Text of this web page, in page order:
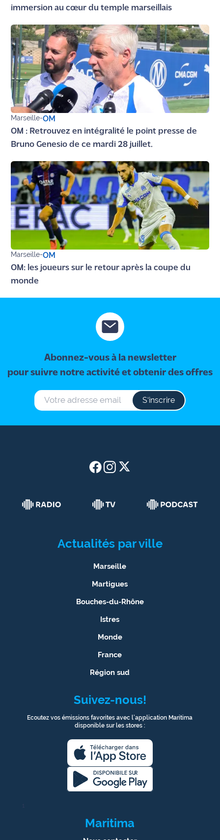
immersion au cœur du temple marseillais
Marseille-OM
OM : Retrouvez en intégralité le point presse de
Bruno Genesio de ce mardi 28 juillet.
Marseille-OM
OM: les joueurs sur le retour après la coupe du
monde
Abonnez-vous à la newsletter
pour suivre notre activité et obtenir des offres
S‘inscrire
Actualités par ville
Marseille
Martigues
Bouches-du-Rhône
Istres
Monde
France
Région sud
Suivez-nous!
Ecoutez vos émissions favorites avec l’application Maritima
disponible sur les stores :
1
Maritima